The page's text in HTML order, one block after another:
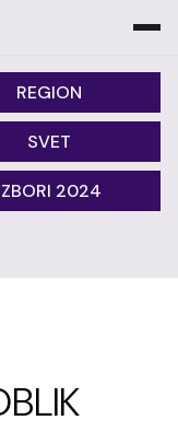
REGION
SVET
2024